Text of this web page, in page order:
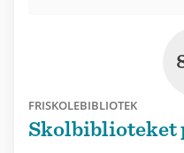
FRISKOLEBIBLIOTEK
Skolbiblioteket